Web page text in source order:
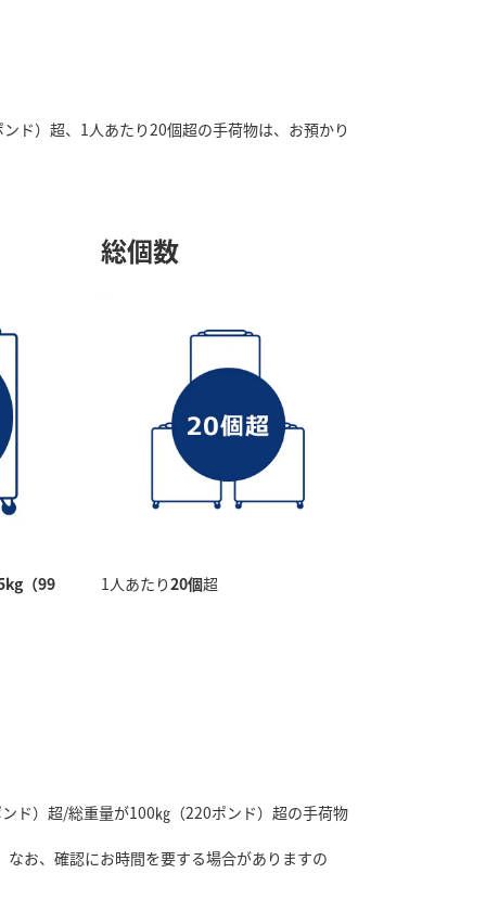
ド）超、1人あたり20個超の手荷物は、お預かり
（99
総個数
1人あたり20個超
ド）超/総重量が100㎏（220ポンド）超の手荷物
なお、確認にお時間を要する場合がありますの